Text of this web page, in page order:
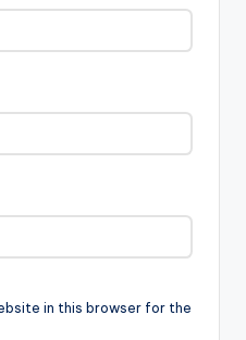
in this browser for the